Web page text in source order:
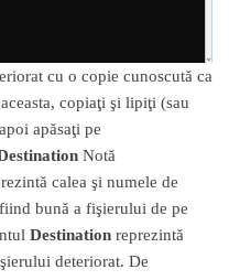
cu o copie cunoscută ca
copiaţi şi lipiţi (sau
apăsaţi pe
Notă
calea şi numele de
bună a fişierului de pe
Destination reprezintă
deteriorat. De